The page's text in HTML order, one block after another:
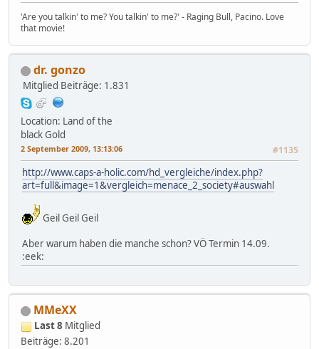
'Are you talkin' to me? You talkin' to me?' - Raging Bull, Pacino. Love
that movie!
dr. gonzo
Mitglied Beiträge: 1.831
Location: Land of the
black Gold
2 September 2009, 13:13:06 #1135
http://www.caps-a-holic.com/hd_vergleiche/index.php?
art=full&image=1&vergleich=menace_2_society#auswahl
Geil Geil Geil
Aber warum haben die manche schon? VÖ Termin 14.09.
:eek:
MMeXX
Last 8 Mitglied
Beiträge: 8.201